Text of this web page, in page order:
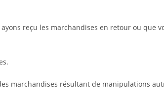
reçu les marchandises en retour ou que
marchandises résultant de manipulations